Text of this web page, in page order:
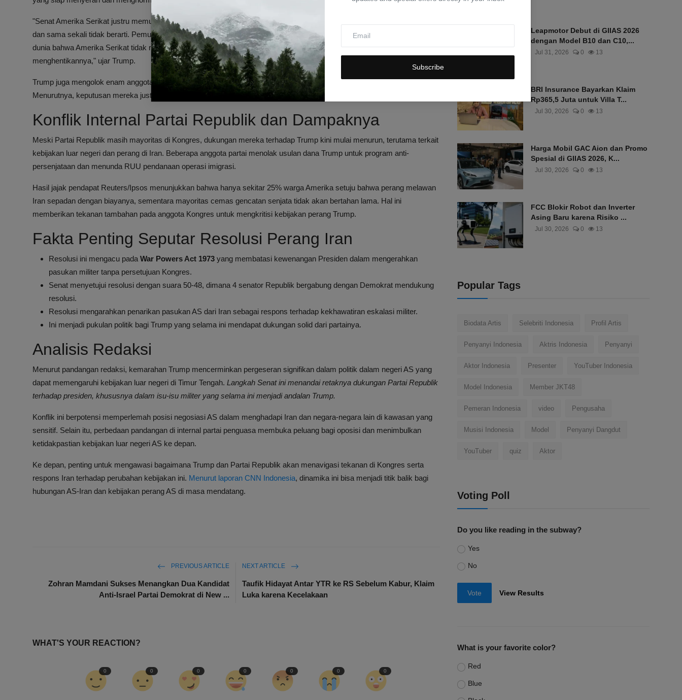
Subscribe
"Senat Amerika Serikat justru memutuskan menggelar pemungutan suara terkait War Powers Act yang tidak tepat waktu
dan sama sekali tidak berarti. Pemungutan suara itu pada dasarnya memberi tahu negara sponsor terorisme nomor satu di
dunia bahwa Amerika Serikat tidak menyukai apa yang sedang saya lakukan terhadap mereka dan bahwa saya harus
menghentikannya," ujar Trump.
Trump juga mengolok enam anggota Partai Republik yang dia sebut "membelot" karena mendukung resolusi tersebut.
Menurutnya, keputusan mereka justru membantu musuh dan membuat tugasnya lebih berat.
Konflik Internal Partai Republik dan Dampaknya
Meski Partai Republik masih mayoritas di Kongres, dukungan mereka terhadap Trump kini mulai menurun, terutama terkait
kebijakan luar negeri dan perang di Iran. Beberapa anggota partai menolak usulan dana Trump untuk program anti-
persenjataan dan menunda RUU pendanaan operasi imigrasi.
Hasil jajak pendapat Reuters/Ipsos menunjukkan bahwa hanya sekitar 25% warga Amerika setuju bahwa perang melawan
Iran sepadan dengan biayanya, sementara mayoritas cemas gencatan senjata tidak akan bertahan lama. Hal ini
memberikan tekanan tambahan pada anggota Kongres untuk mengkritisi kebijakan perang Trump.
Fakta Penting Seputar Resolusi Perang Iran
Resolusi ini mengacu pada War Powers Act 1973 yang membatasi kewenangan Presiden dalam mengerahkan
pasukan militer tanpa persetujuan Kongres.
Senat menyetujui resolusi dengan suara 50-48, dimana 4 senator Republik bergabung dengan Demokrat mendukung
resolusi.
Resolusi mengarahkan penarikan pasukan AS dari Iran sebagai respons terhadap kekhawatiran eskalasi militer.
Ini menjadi pukulan politik bagi Trump yang selama ini mendapat dukungan solid dari partainya.
Analisis Redaksi
Menurut pandangan redaksi, kemarahan Trump mencerminkan pergeseran signifikan dalam politik dalam negeri AS yang
dapat memengaruhi kebijakan luar negeri di Timur Tengah. Langkah Senat ini menandai retaknya dukungan Partai Republik
terhadap presiden, khususnya dalam isu-isu militer yang selama ini menjadi andalan Trump.
Konflik ini berpotensi memperlemah posisi negosiasi AS dalam menghadapi Iran dan negara-negara lain di kawasan yang
sensitif. Selain itu, perbedaan pandangan di internal partai penguasa membuka peluang bagi oposisi dan menimbulkan
ketidakpastian kebijakan luar negeri AS ke depan.
Ke depan, penting untuk mengawasi bagaimana Trump dan Partai Republik akan menavigasi tekanan di Kongres serta
respons Iran terhadap perubahan kebijakan ini. Menurut laporan CNN Indonesia, dinamika ini bisa menjadi titik balik bagi
hubungan AS-Iran dan kebijakan perang AS di masa mendatang.
PREVIOUS ARTICLE
Zohran Mamdani Sukses Menangkan Dua Kandidat
Anti-Israel Partai Demokrat di New ...
NEXT ARTICLE
Taufik Hidayat Antar YTR ke RS Sebelum Kabur, Klaim
Luka karena Kecelakaan
WHAT'S YOUR REACTION?
0 0 0 0 0 0 0
Leapmotor Debut di GIIAS 2026
dengan Model B10 dan C10,...
Jul 31, 2026 0 13
BRI Insurance Bayarkan Klaim
Rp365,5 Juta untuk Villa T...
Jul 30, 2026 0 13
Harga Mobil GAC Aion dan Promo
Spesial di GIIAS 2026, K...
Jul 30, 2026 0 13
FCC Blokir Robot dan Inverter
Asing Baru karena Risiko ...
Jul 30, 2026 0 13
Popular Tags
Biodata Artis Selebriti Indonesia Profil Artis
Penyanyi Indonesia Aktris Indonesia Penyanyi
Aktor Indonesia Presenter YouTuber Indonesia
Model Indonesia Member JKT48
Pemeran Indonesia video Pengusaha
Musisi Indonesia Model Penyanyi Dangdut
YouTuber quiz Aktor
Voting Poll
Do you like reading in the subway?
Yes
No
Vote View Results
What is your favorite color?
Red
Blue